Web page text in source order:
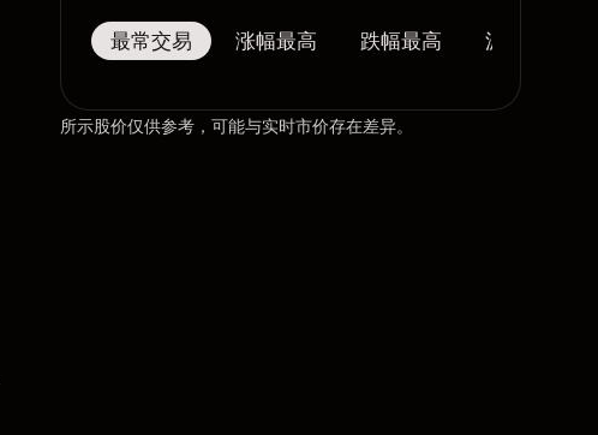
最常交易 涨幅最高 跌幅最高 波幅最大
所示股价仅供参考，可能与实时市价存在差异。